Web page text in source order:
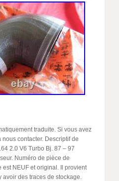
traduite. Si vous avez
nous contacter. Descriptif de
2.0 V6 Turbo Bj. 87 – 97
Numéro de pièce de
est NEUF et original. Il provient
avoir des traces de stockage.